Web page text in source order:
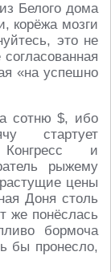
Белого дома
корёжа мозги
это не
«на успешно
сотню $, ибо
стартует
и
рыжему
цены
Доня столь
же понёслась
бормоча
бы пронесло,